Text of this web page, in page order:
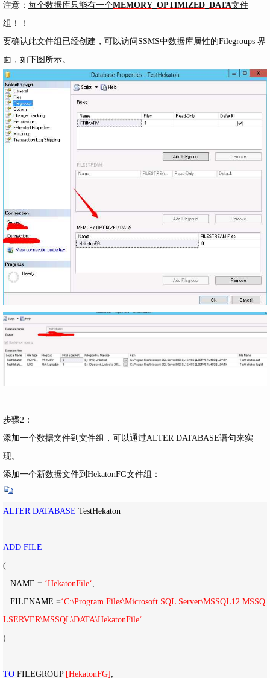
注意： 每个数据库只能有一个MEMORY_OPTIMIZED_DATA文件
组！！
要确认此文件组已经创建，可以访问SSMS中数据库属性的Filegroups 界
面，如下图所示。
步骤2：
添加一个数据文件到文件组，可以通过ALTER DATABASE语句来实
现。
添加一个新数据文件到HekatonFG文件组：
ALTER DATABASE TestHekaton
ADD FILE
(
   NAME
= ‘HekatonFile‘
   FILENAME
=‘C:\Program Files\Microsoft SQL Server\MSSQL12.MSSQ
LSERVER\MSSQL\DATA\HekatonFile‘
)
TO FILEGROUP [HekatonFG]